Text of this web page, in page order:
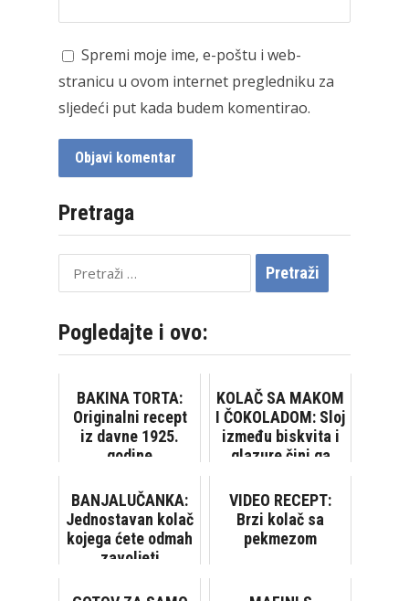
Spremi moje ime, e-poštu i web-
stranicu u ovom internet pregledniku za
sljedeći put kada budem komentirao.
Pretraga
Pretraži:
Pogledajte i ovo:
BAKINA TORTA:
Originalni recept
iz davne 1925.
godine
KOLAČ SA MAKOM
I ČOKOLADOM: Sloj
između biskvita i
glazure čini ga
BANJALUČANKA:
Jednostavan kolač
kojega ćete odmah
zavoljeti
VIDEO RECEPT:
Brzi kolač sa
pekmezom